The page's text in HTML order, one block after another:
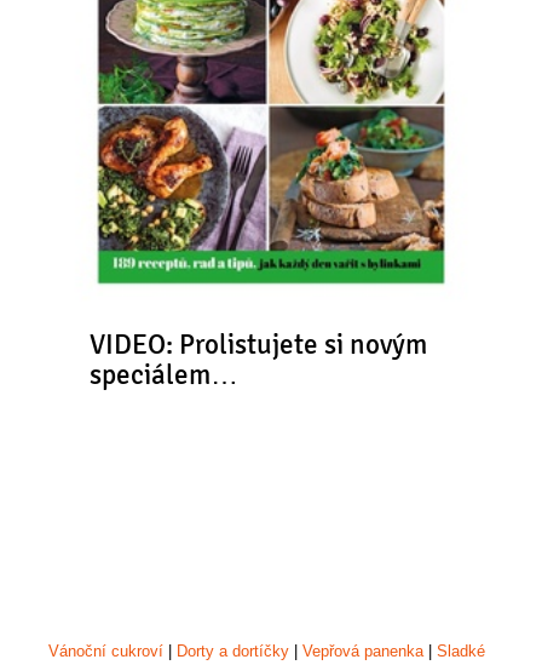
VIDEO: Prolistujete si novým
speciálem…
Vánoční cukroví Dorty a dortíčky Vepřová panenka| Sladké